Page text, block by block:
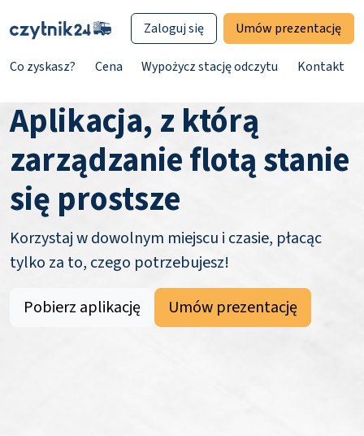
Co zyskasz? Cena Wypożycz stację odczytu Kontakt
Zaloguj się Umów prezentację
Aplikacja, z którą
zarządzanie flotą stanie
się prostsze
Korzystaj w dowolnym miejscu i czasie, płacąc
tylko za to, czego potrzebujesz!
Pobierz aplikację
Umów prezentację